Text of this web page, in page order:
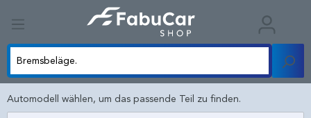
Automodell wählen, um das passende Teil zu finden.